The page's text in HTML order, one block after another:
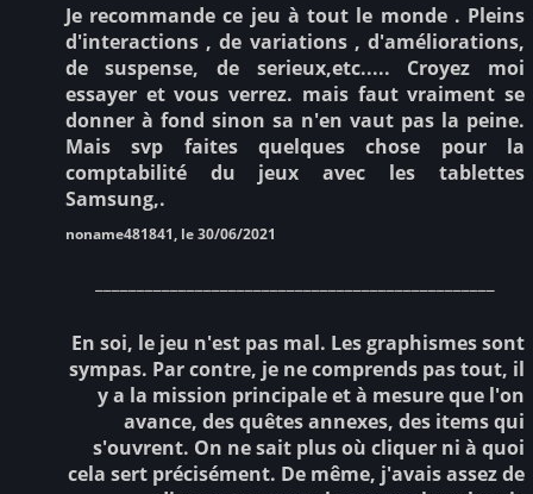
Je recommande ce jeu à tout le monde . Pleins
d'interactions , de variations , d'améliorations,
de suspense, de serieux,etc..... Croyez moi
essayer et vous verrez. mais faut vraiment se
donner à fond sinon sa n'en vaut pas la peine.
Mais svp faites quelques chose pour la
comptabilité du jeux avec les tablettes
Samsung,.
noname481841, le 30/06/2021
En soi, le jeu n'est pas mal. Les graphismes sont
sympas. Par contre, je ne comprends pas tout, il
y a la mission principale et à mesure que l'on
avance, des quêtes annexes, des items qui
s'ouvrent. On ne sait plus où cliquer ni à quoi
cela sert précisément. De même, j'avais assez de